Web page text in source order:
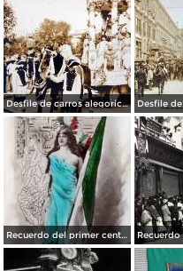
Desfile de carros alegoricos Fiestas del Centenario ( Sep-1910 ) Ciudad de México
Recuerdo del primer centenario de la independencia de Mexico 15 de Septiembre de 1910